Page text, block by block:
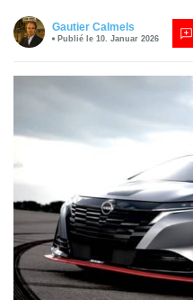
Gautier Calmels
Publié le 10. Januar 2026